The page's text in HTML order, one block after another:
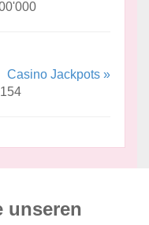
Casino Jackpots »
unseren